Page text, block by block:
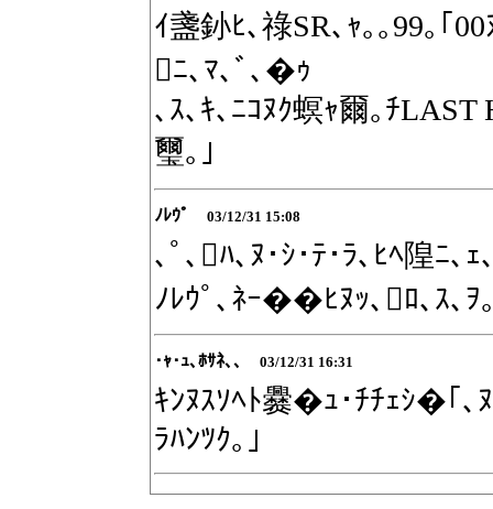
ｲ盞釥ﾋ､祿SR､ｬ｡｡99｡｢
ﾆ､ﾏ､ﾞ､�ｩ
､ｽ､ｷ､ﾆｺﾇｸ螟ｬ爾｡ﾁ
璽｡｣
ﾉﾚｳﾟ 03/12/31 15:08
､ﾟ､ﾊ､ﾇ･ｼ･ﾃ･ﾗ､ﾋﾍ隍ﾆ､
ﾉﾚｳﾟ､ﾈｰ��ﾋﾇｯ､ﾛ､ｽ､ｦ
･ｬ･ｭ､ﾎｻﾈ､､ 03/12/31 16:31
ｷﾝﾇｽｿﾍﾄ爨�ｭ･ﾁﾁｪｼ�｢､
ﾗﾊﾝﾂｸ｡｣